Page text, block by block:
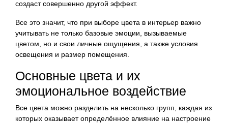
создаст совершенно другой эффект.
Все это значит, что при выборе цвета в интерьер важно
учитывать не только базовые эмоции, вызываемые
цветом, но и свои личные ощущения, а также условия
освещения и размер помещения.
Основные цвета и их
эмоциональное воздействие
Все цвета можно разделить на несколько групп, каждая из
которых оказывает определённое влияние на настроение